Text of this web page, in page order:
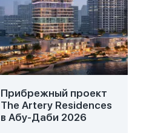
Прибрежный проект
The Artery Residences
в Абу-Даби 2026